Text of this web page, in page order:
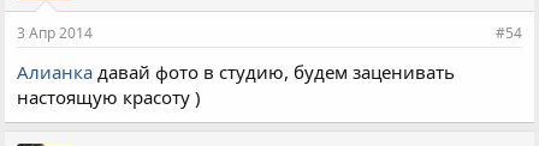
3 Апр 2014 #54
Алианка давай фото в студию, будем заценивать
настоящую красоту )